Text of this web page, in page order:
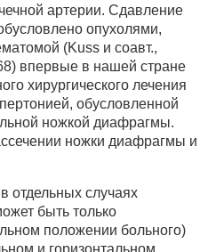
артерии. Сдавление
опухолями,
(Kuss и соавт.,
впервые в нашей стране
хирургического лечения
обусловленной
ножкой диафрагмы.
ножки диафрагмы и
отдельных случаях
быть только
положении больного)
и горизонтальном